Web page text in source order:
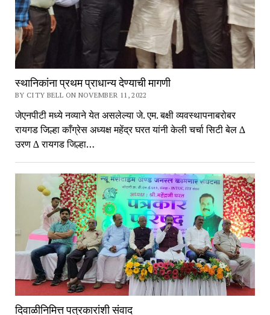
स्थानिकांना प्रथम प्राधान्य देण्याची मागणी
BY CITY BELL ON NOVEMBER 11, 2022
जेएनपीटी मध्ये नव्याने येत असलेल्या जे. एम. बक्षी व्यवस्थापनाबरोबर
रायगड जिल्हा काँग्रेस अध्यक्ष महेंद्र घरत यांनी केली चर्चा सिटी बेल ∆
उरण ∆ रायगड जिल्हा…
दिवाळीनिमित्त पत्रकारांशी संवाद